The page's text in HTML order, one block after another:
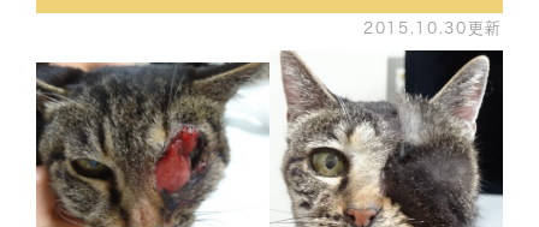
2015.10.30更新